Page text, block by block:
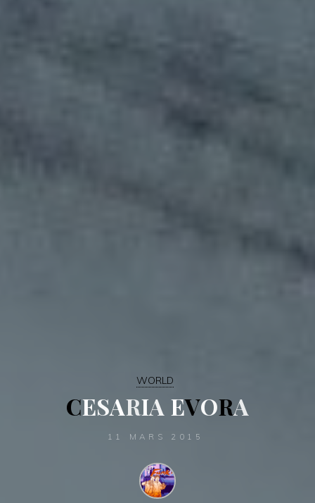
WORLD
CESARIA EVORA
11 MARS 2015